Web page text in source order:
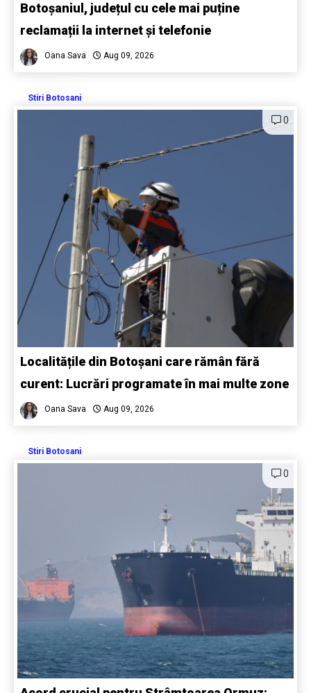
Botoșaniul, județul cu cele mai puține
reclamații la internet și telefonie
Oana Sava Aug 09, 2026
Stiri Botosani
0
Localitățile din Botoșani care rămân fără
curent: Lucrări programate în mai multe zone
Oana Sava Aug 09, 2026
Stiri Botosani
0